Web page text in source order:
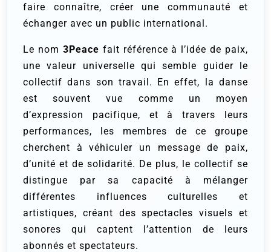
faire connaître, créer une communauté et
échanger avec un public international.
Le nom 3Peace fait référence à l’idée de paix,
une valeur universelle qui semble guider le
collectif dans son travail. En effet, la danse
est souvent vue comme un moyen
d’expression pacifique, et à travers leurs
performances, les membres de ce groupe
cherchent à véhiculer un message de paix,
d’unité et de solidarité. De plus, le collectif se
distingue par sa capacité à mélanger
différentes influences culturelles et
artistiques, créant des spectacles visuels et
sonores qui captent l’attention de leurs
abonnés et spectateurs.